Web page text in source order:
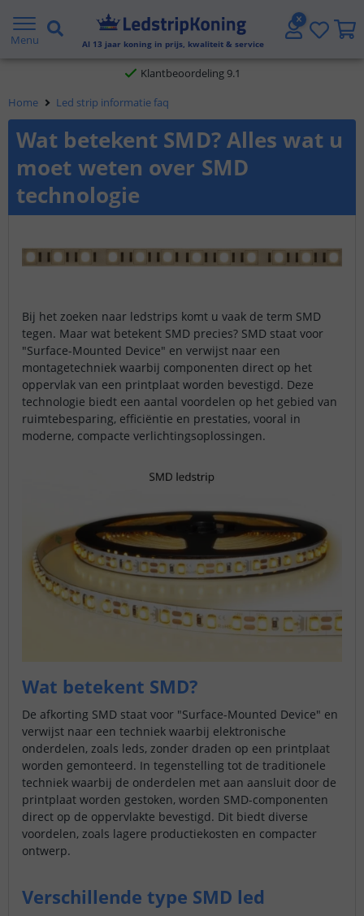
Menu Al 13 jaar koning in prijs, kwaliteit & service
Gratis verzending vanaf € 20,- NL en BE
Klantbeoordeling 9.1
Voor 23:45 uur besteld,
Home Led strip informatie faq
Wat betekent SMD? Alles wat u
moet weten over SMD
technologie
Bij het zoeken naar ledstrips komt u vaak de term SMD
tegen. Maar wat betekent SMD precies? SMD staat voor
"Surface-Mounted Device" en verwijst naar een
montagetechniek waarbij componenten direct op het
oppervlak van een printplaat worden bevestigd. Deze
technologie biedt een aantal voordelen op het gebied van
ruimtebesparing, efficiëntie en prestaties, vooral in
moderne, compacte verlichtingsoplossingen.
Wat betekent SMD?
De afkorting SMD staat voor "Surface-Mounted Device" en
verwijst naar een techniek waarbij elektronische
onderdelen, zoals leds, zonder draden op een printplaat
worden gemonteerd. In tegenstelling tot de traditionele
techniek waarbij de onderdelen met aan aansluit door de
printplaat worden gestoken, worden SMD-componenten
direct op de oppervlakte bevestigd. Dit biedt diverse
voordelen, zoals lagere productiekosten en compacter
ontwerp.
Verschillende type SMD led